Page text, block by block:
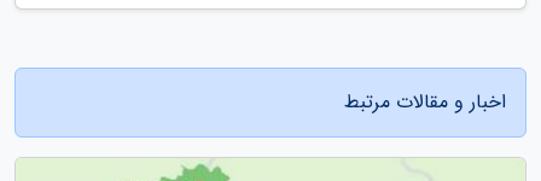
اخبار و مقالات مرتبط